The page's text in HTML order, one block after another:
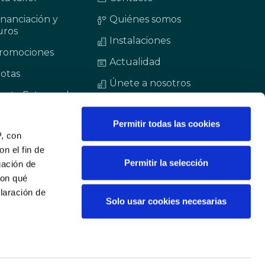
con
el fin de
de
qué
de
Permitir todas las cookies
Permitir la selección
Solo usar cookies necesarias
y
Externa de
BMW / My MINI
Quiénes somos
Instalaciones
Actualidad
Únete a nosotros